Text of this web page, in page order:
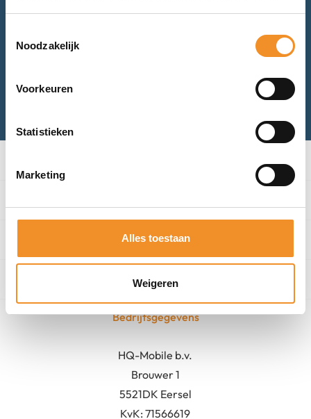
Noodzakelijk
Voorkeuren
Statistieken
Marketing
Alles toestaan
Weigeren
Algemeen
Contact
Bedrijfsgegevens
HQ-Mobile b.v.
Brouwer 1
5521DK Eersel
KvK:71566619